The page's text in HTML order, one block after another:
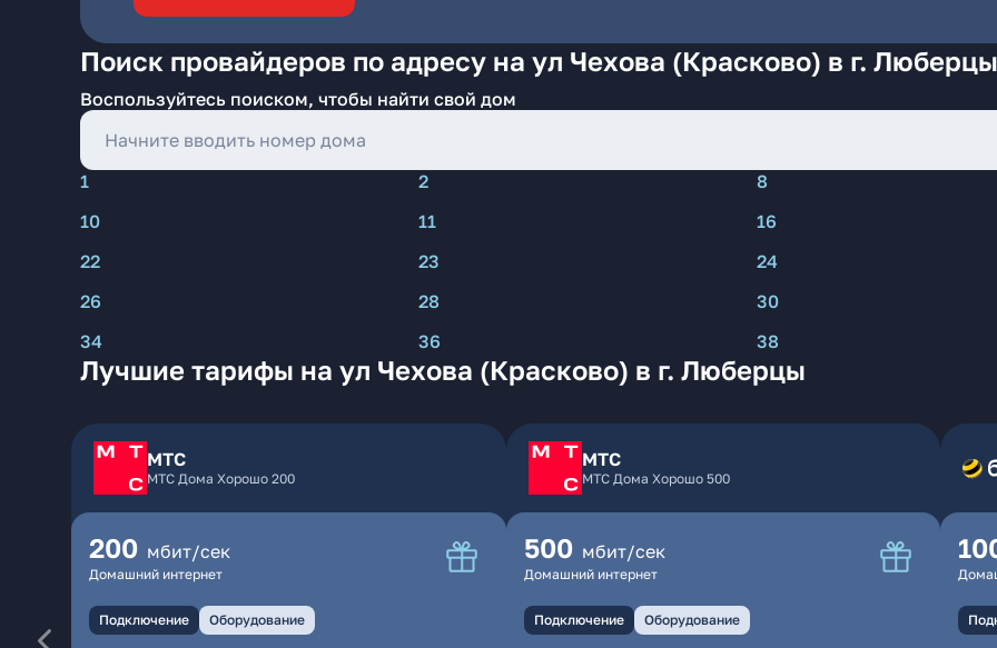
Поиск провайдеров по адресу на ул Чехова (Красково) в г. Люберцы
Воспользуйтесь поиском, чтобы найти свой дом
1 2 8
10
11 16
22
23 24
26
28 30
34
36 38
Лучшие тарифы на ул Чехова (Красково) в г. Люберцы
МТС
МТС Дома Хорошо 200
200 мбит/сек
Домашний интернет
Подключение Оборудование
МТС
МТС Дома Хорошо 500
500 мбит/сек
Домашний интернет
Подключение Оборудование